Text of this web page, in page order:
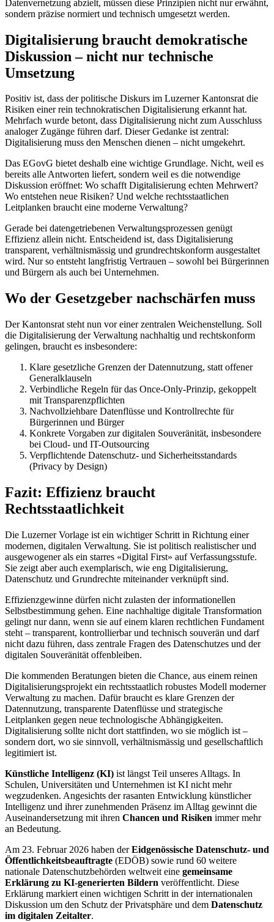
Datenvernetzung abzielt, müssen diese Prinzipien nicht nur erwähnt,
sondern präzise normiert und technisch umgesetzt werden.
Digitalisierung braucht demokratische
Diskussion – nicht nur technische
Umsetzung
Positiv ist, dass der politische Diskurs im Luzerner Kantonsrat die
Risiken einer rein technokratischen Digitalisierung erkannt hat.
Mehrfach wurde betont, dass Digitalisierung nicht zum Ausschluss
analoger Zugänge führen darf. Dieser Gedanke ist zentral:
Digitalisierung muss den Menschen dienen – nicht umgekehrt.
Das EGovG bietet deshalb eine wichtige Grundlage. Nicht, weil es
bereits alle Antworten liefert, sondern weil es die notwendige
Diskussion eröffnet: Wo schafft Digitalisierung echten Mehrwert?
Wo entstehen neue Risiken? Und welche rechtsstaatlichen
Leitplanken braucht eine moderne Verwaltung?
Gerade bei datengetriebenen Verwaltungsprozessen genügt
Effizienz allein nicht. Entscheidend ist, dass Digitalisierung
transparent, verhältnismässig und grundrechtskonform ausgestaltet
wird. Nur so entsteht langfristig Vertrauen – sowohl bei Bürgerinnen
und Bürgern als auch bei Unternehmen.
Wo der Gesetzgeber nachschärfen muss
Der Kantonsrat steht nun vor einer zentralen Weichenstellung. Soll
die Digitalisierung der Verwaltung nachhaltig und rechtskonform
gelingen, braucht es insbesondere:
Klare gesetzliche Grenzen der Datennutzung, statt offener
Generalklauseln
Verbindliche Regeln für das Once-Only-Prinzip, gekoppelt
mit Transparenzpflichten
Nachvollziehbare Datenflüsse und Kontrollrechte für
Bürgerinnen und Bürger
Konkrete Vorgaben zur digitalen Souveränität, insbesondere
bei Cloud- und IT-Outsourcing
Verpflichtende Datenschutz- und Sicherheitsstandards
(Privacy by Design)
Fazit: Effizienz braucht
Rechtsstaatlichkeit
Die Luzerner Vorlage ist ein wichtiger Schritt in Richtung einer
modernen, digitalen Verwaltung. Sie ist politisch realistischer und
ausgewogener als ein starres «Digital First» auf Verfassungsstufe.
Sie zeigt aber auch exemplarisch, wie eng Digitalisierung,
Datenschutz und Grundrechte miteinander verknüpft sind.
Effizienzgewinne dürfen nicht zulasten der informationellen
Selbstbestimmung gehen. Eine nachhaltige digitale Transformation
gelingt nur dann, wenn sie auf einem klaren rechtlichen Fundament
steht – transparent, kontrollierbar und technisch souverän und darf
nicht dazu führen, dass zentrale Fragen des Datenschutzes und der
digitalen Souveränität offenbleiben.
Die kommenden Beratungen bieten die Chance, aus einem reinen
Digitalisierungsprojekt ein rechtsstaatlich robustes Modell moderner
Verwaltung zu machen. Dafür braucht es klare Grenzen der
Datennutzung, transparente Datenflüsse und strategische
Leitplanken gegen neue technologische Abhängigkeiten.
Digitalisierung sollte nicht dort stattfinden, wo sie möglich ist –
sondern dort, wo sie sinnvoll, verhältnismässig und gesellschaftlich
legitimiert ist.
Künstliche Intelligenz (KI) ist längst Teil unseres Alltags. In
Schulen, Universitäten und Unternehmen ist KI nicht mehr
wegzudenken. Angesichts der rasanten Entwicklung künstlicher
Intelligenz und ihrer zunehmenden Präsenz im Alltag gewinnt die
Auseinandersetzung mit ihren Chancen und Risiken immer mehr
an Bedeutung.
Am 23. Februar 2026 haben derEidgenössische Datenschutz- und
Öffentlichkeitsbeauftragte (EDÖB) sowie rund 60 weitere
nationale Datenschutzbehörden weltweit eine gemeinsame
Erklärung zu KI-generierten Bildern veröffentlicht. Diese
Erklärung markiert einen wichtigen Schritt in der internationalen
Diskussion um den Schutz der Privatsphäre und dem Datenschutz
im digitalen Zeitalter.